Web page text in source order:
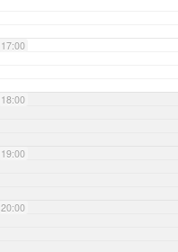
17:00
18:00
19:00
20:00